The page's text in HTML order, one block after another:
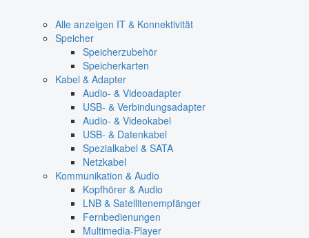
Alle anzeigen IT & Konnektivität
Speicher
Speicherzubehör
Speicherkarten
Kabel & Adapter
Audio- & Videoadapter
USB- & Verbindungsadapter
Audio- & Videokabel
USB- & Datenkabel
Spezialkabel & SATA
Netzkabel
Kommunikation & Audio
Kopfhörer & Audio
LNB & Satellitenempfänger
Fernbedienungen
Multimedia-Player